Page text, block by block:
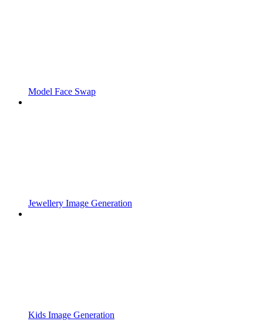
Model Face Swap
Jewellery Image Generation
Kids Image Generation